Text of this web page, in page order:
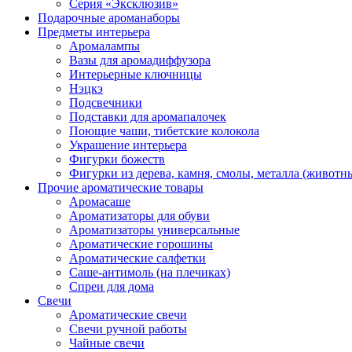
Серия «Эксклюзив»
Подарочные ароманаборы
Предметы интерьера
Аромалампы
Вазы для аромадиффузора
Интерьерные ключницы
Нэцкэ
Подсвечники
Подставки для аромапалочек
Поющие чаши, тибетские колокола
Украшение интерьера
Фигурки божеств
Фигурки из дерева, камня, смолы, металла
Прочие ароматические товары
Аромасаше
Ароматизаторы для обуви
Ароматизаторы универсальные
Ароматические горошины
Ароматические салфетки
Саше-антимоль (на плечиках)
Спреи для дома
Свечи
Ароматические свечи
Свечи ручной работы
Чайные свечи